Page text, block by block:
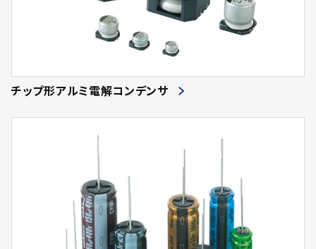
チップ形アルミ電解コンデンサ